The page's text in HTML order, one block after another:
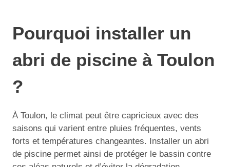
Pourquoi installer un
abri de piscine à Toulon
?
À Toulon, le climat peut être capricieux avec des
saisons qui varient entre pluies fréquentes, vents
forts et températures changeantes. Installer un abri
de piscine permet ainsi de protéger le bassin contre